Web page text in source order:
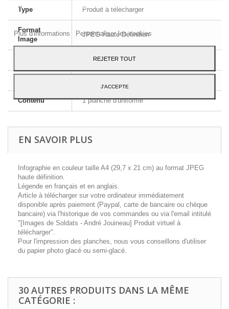
Type Produit à télécharger
Format
Image
JPEG Haute Définition
A4 - 29,7 x 21 cm
Contenu 1 planche d'uniforme
EN SAVOIR PLUS
Infographie en couleur taille A4 (29,7 x 21 cm) au format JPEG
haute définition.
Légende en français et en anglais.
Article à télécharger sur votre ordinateur immédiatement
disponible après paiement (Paypal, carte de bancaire ou chèque
bancaire) via l'historique de vos commandes ou via l'email intitulé
"[Images de Soldats - André Jouineau] Produit virtuel à
télécharger".
Pour l'impression des planches, nous vous conseillons d'utiliser
du papier photo glacé ou semi-glacé.
30 AUTRES PRODUITS DANS LA MÊME
CATÉGORIE :
préférences en analysant vos habitudes de navigation. Pour donner
votre consentement à son utilisation, appuyez sur le bouton
Plus d'informations
Personnaliser les cookies
REJETER TOUT
J'ACCEPTE